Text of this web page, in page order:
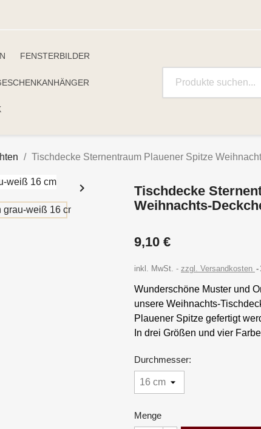
FENSTERBILDER
Tischdecke Sternentraum Plauener Spitze

Tischdecke
Weihnachts-
9,10 €
inkl. MwSt. zzgl. Versandkosten
Wunderschöne Muster und
unsere Weihnachts-
Plauener Spitze gefertigt
In drei Größen und vier
Durchmesser:
Menge